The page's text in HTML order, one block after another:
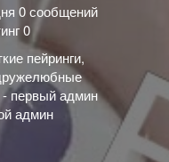
0 сообщений
0
пейринги,
первый админ
админ